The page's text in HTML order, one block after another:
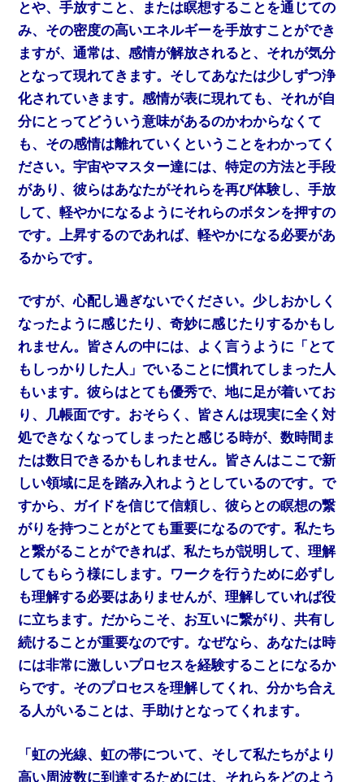
とや、手放すこと、または瞑想することを通じての
み、その密度の高いエネルギーを手放すことができ
ますが、通常は、感情が解放されると、それが気分
となって現れてきます。そしてあなたは少しずつ浄
化されていきます。感情が表に現れても、それが自
分にとってどういう意味があるのかわからなくて
も、その感情は離れていくということをわかってく
ださい。宇宙やマスター達には、特定の方法と手段
があり、彼らはあなたがそれらを再び体験し、手放
して、軽やかになるようにそれらのボタンを押すの
です。上昇するのであれば、軽やかになる必要があ
るからです。
ですが、心配し過ぎないでください。少しおかしく
なったように感じたり、奇妙に感じたりするかもし
れません。皆さんの中には、よく言うように「とて
もしっかりした人」でいることに慣れてしまった人
もいます。彼らはとても優秀で、地に足が着いてお
り、几帳面です。おそらく、皆さんは現実に全く対
処できなくなってしまったと感じる時が、数時間ま
たは数日できるかもしれません。皆さんはここで新
しい領域に足を踏み入れようとしているのです。で
すから、ガイドを信じて信頼し、彼らとの瞑想の繋
がりを持つことがとても重要になるのです。私たち
と繋がることができれば、私たちが説明して、理解
してもらう様にします。ワークを行うために必ずし
も理解する必要はありませんが、理解していれば役
に立ちます。だからこそ、お互いに繋がり、共有し
続けることが重要なのです。なぜなら、あなたは時
には非常に激しいプロセスを経験することになるか
らです。そのプロセスを理解してくれ、分かち合え
る人がいることは、手助けとなってくれます。
「虹の光線、虹の帯について、そして私たちがより
高い周波数に到達するためには、それらをどのよう